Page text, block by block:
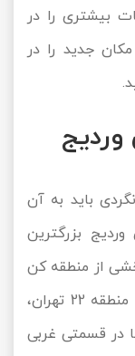
بیشتری را در
جدید را در
وردیج
باید به آن
بزرگترین
از منطقه کن
و سولقان و به گونه‌ای می‌توان آن را به منطقه 22 تهران،
در قسمتی غربی